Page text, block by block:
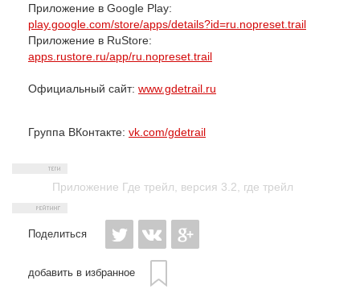
Приложение в Google Play:
play.google.com/store/apps/details?id=ru.nopreset.trail
Приложение в RuStore:
apps.rustore.ru/app/ru.nopreset.trail
Официальный сайт: www.gdetrail.ru
Группа ВКонтакте: vk.com/gdetrail
Приложение Где трейл версия 3.2 где трейл
Поделиться
добавить в избранное